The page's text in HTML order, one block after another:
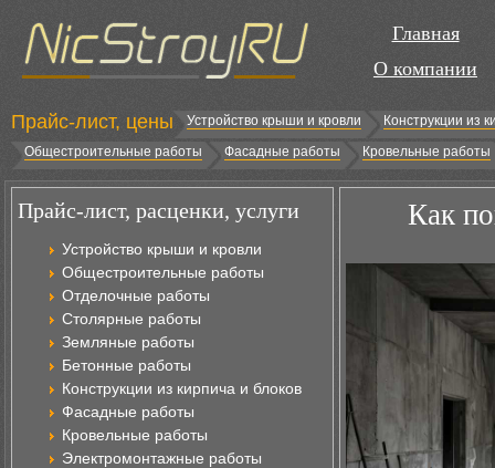
Главная
О компании
Прайс-лист, цены Устройство крыши и кровли
Конструкции из
Общестроительные работы
Фасадные работы Кровельные работы
Прайс-лист, расценки, услуги
Устройство крыши и кровли
Общестроительные работы
Отделочные работы
Столярные работы
Земляные работы
Бетонные работы
Конструкции из кирпича и блоков
Фасадные работы
Кровельные работы
Электромонтажные работы
Как